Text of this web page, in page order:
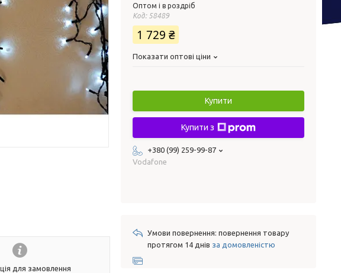
для замовлення
Оптом і в роздріб
Код: 58489
1 729 ₴
Показати оптові ціни
Купити
Купити з
+380 (99) 259-99-87
Vodafone
повернення товару
протягом 14 днів за домовленістю